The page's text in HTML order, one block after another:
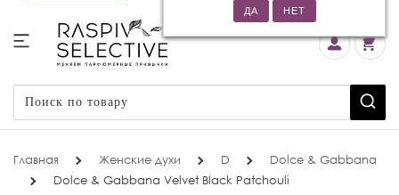
Главная Женские духи D
Dolce & Gabbana
Dolce & Gabbana Velvet Black Patchouli